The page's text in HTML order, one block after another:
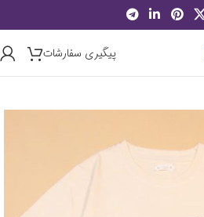
پیگیری سفارشات